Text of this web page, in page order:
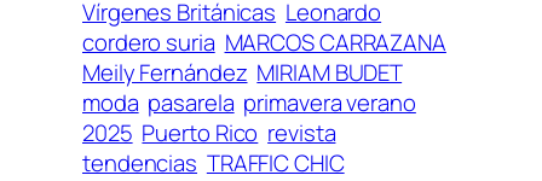
Vírgenes Británicas Leonardo
cordero suria MARCOS CARRAZANA
Meily Fernández MIRIAM BUDET
moda pasarela primavera verano
2025 Puerto Rico revista
tendencias TRAFFIC CHIC